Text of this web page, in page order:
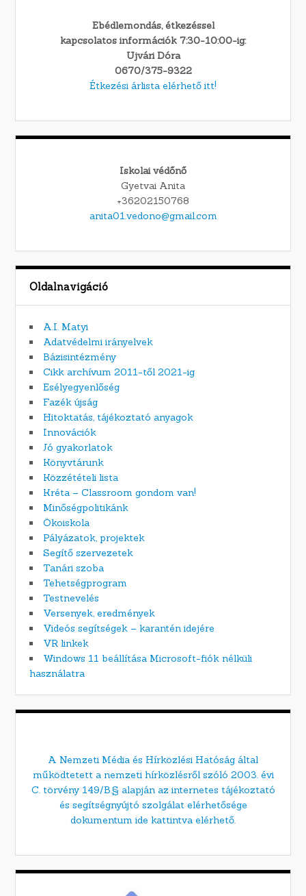
Ebédlemondás, étkezéssel
kapcsolatos információk 7:30-10:00-ig:
Ujvári Dóra
0670/375-9322
Étkezési árlista elérhető itt!
Iskolai védőnő
Gyetvai Anita
+36202150768
anita01.vedono@gmail.com
Oldalnavigáció
A.I. Matyi
Adatvédelmi irányelvek
Bázisintézmény
Cikk archívum 2011-től 2021-ig
Esélyegyenlőség
Fazék újság
Hitoktatás, tájékoztató anyagok
Innovációk
Jó gyakorlatok
Könyvtárunk
Közzétételi lista
Kréta – Classroom gondom van!
Minőségpolitikánk
Ökoiskola
Pályázatok, projektek
Segítő szervezetek
Tanári szoba
Tehetségprogram
Testnevelés
Versenyek, eredmények
Videós segítségek – karantén idejére
VR linkek
Windows 11 beállítása Microsoft-fiók nélküli
használatra
A Nemzeti Média és Hírközlési Hatóság által
működtetett a nemzeti hírközlésről szóló 2003. évi
C. törvény 149/B.§ alapján az internetes tájékoztató
és segítségnyújtó szolgálat elérhetősége
dokumentum ide kattintva elérhető.